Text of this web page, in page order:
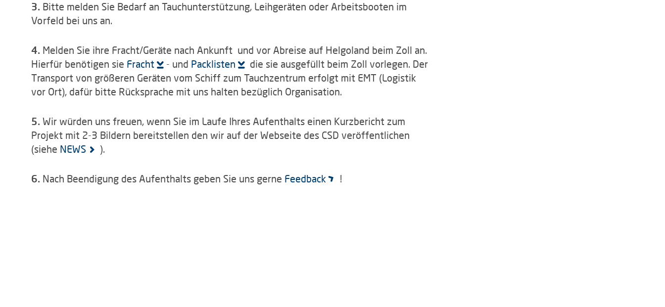
3. Bitte melden Sie Bedarf an Tauchunterstützung, Leihgeräten oder Arbeitsbooten im
Vorfeld bei uns an.
4. Melden Sie ihre Fracht/Geräte nach Ankunft und vor Abreise auf Helgoland beim Zoll an.
Hierfür benötigen sie Fracht - und Packlisten
die sie ausgefüllt beim Zoll vorlegen. Der
Transport von größeren Geräten vom Schiff zum Tauchzentrum erfolgt mit EMT (Logistik
vor Ort), dafür bitte Rücksprache mit uns halten bezüglich Organisation.
5. Wir würden uns freuen, wenn Sie im Laufe Ihres Aufenthalts einen Kurzbericht zum
Projekt mit 2-3 Bildern bereitstellen den wir auf der Webseite des CSD veröffentlichen
(siehe NEWS ).
6. Nach Beendigung des Aufenthalts geben Sie uns gerne Feedback !